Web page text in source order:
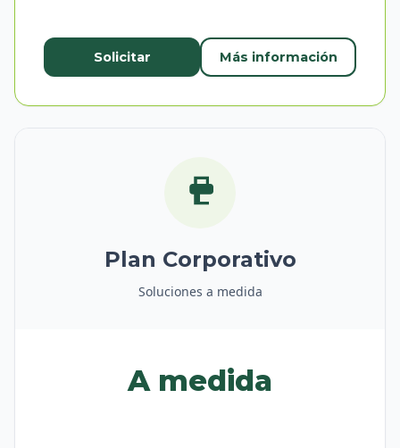
Solicitar Más información
Plan Corporativo
Soluciones a medida
A medida